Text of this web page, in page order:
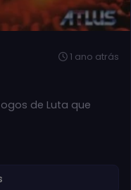
1 ano atrás
de Luta que